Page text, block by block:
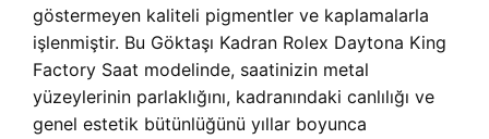
göstermeyen kaliteli pigmentler ve kaplamalarla
işlenmiştir. Bu Göktaşı Kadran Rolex Daytona King
Factory Saat modelinde, saatinizin metal
yüzeylerinin parlaklığını, kadranındaki canlılığı ve
genel estetik bütünlüğünü yıllar boyunca